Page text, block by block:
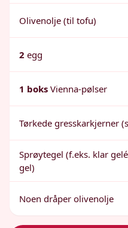
Olivenolje (til tofu)
2 egg
1 boks Vienna-pølser
Tørkede gresskarkjerner
Sprøytegel (f.eks. klar
gel)
Noen dråper olivenolje